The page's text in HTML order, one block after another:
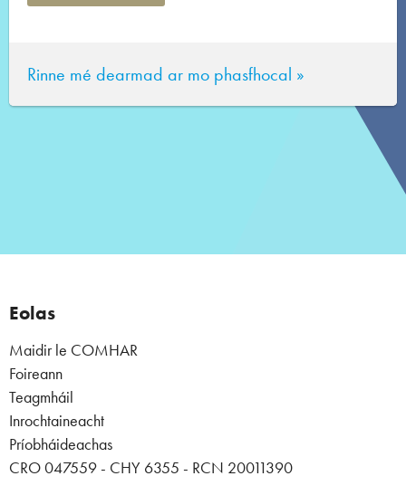
Rinne mé dearmad ar mo phasfhocal »
Eolas
Maidir le COMHAR
Foireann
Teagmháil
Inrochtaineacht
Príobháideachas
CRO 047559 - CHY 6355 - RCN 20011390